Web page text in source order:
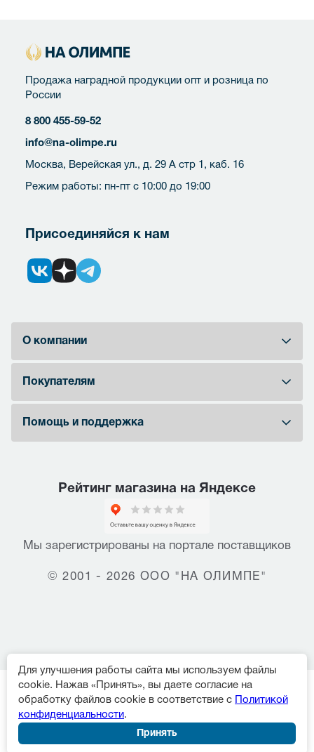
Продажа наградной продукции опт и розница по
России
8 800 455-59-52
info@na-olimpe.ru
Москва, Верейская ул., д. 29 А стр 1, каб. 16
Режим работы: пн-пт с 10:00 до 19:00
Присоединяйся к нам
О компании
Покупателям
Помощь и поддержка
Рейтинг магазина на Яндексе
Мы зарегистрированы на портале поставщиков
© 2001 - 2026 ООО "НА ОЛИМПЕ"
Для улучшения работы сайта мы используем файлы
cookie. Нажав «Принять», вы даете согласие на
обработку файлов cookie в соответствие с
Политикой
конфиденциальности.
Принять